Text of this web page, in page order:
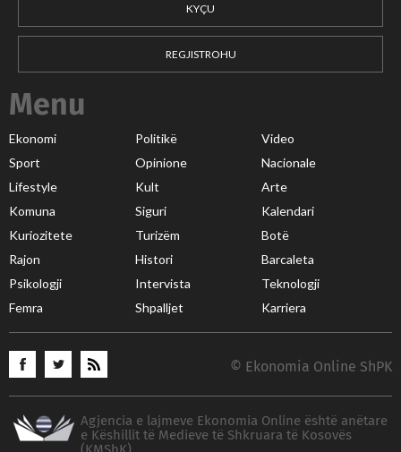
KYÇU
REGJISTROHU
Menu
Ekonomi Politikë
Video
Sport
Opinione
Nacionale
Lifestyle
Kult
Arte
Komuna
Siguri
Kalendari
Kuriozitete
Turizëm
Botë
Rajon
Histori
Barcaleta
Psikologji
Intervista
Teknologji
Femra
Shpalljet Karriera
© Ekonomia Online ShPK
Agjencia e lajmeve Ekonomia Online është anëtare
e Këshillit të Medieve të Shkruara të Kosovës